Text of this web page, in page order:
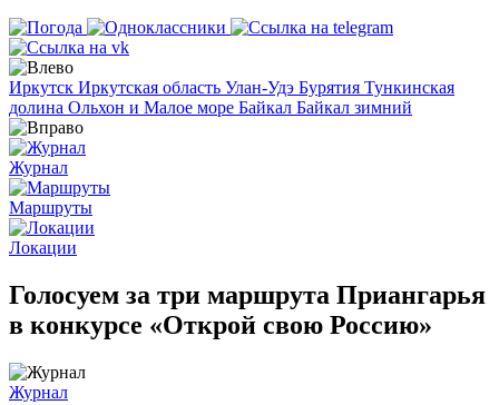
Иркутск Иркутская область Улан-Удэ Бурятия Тункинская
долина Ольхон и Малое море Байкал Байкал зимний
Журнал
Маршруты
Локации
Голосуем за три маршрута Приангарья
в конкурсе «Открой свою Россию»
Журнал